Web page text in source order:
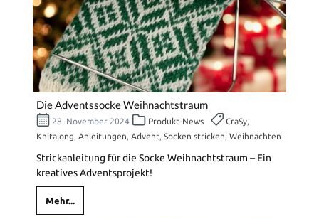
Die Adventssocke Weihnachtstraum
28. November 2024 Produkt-News CraSy,
Knitalong, Anleitungen, Advent, Socken stricken, Weihnachten
Strickanleitung für die Socke Weihnachtstraum – Ein
kreatives Adventsprojekt!
Mehr...